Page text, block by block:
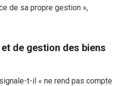
de sa propre gestion »,
de gestion des biens
t-il « ne rend pas compte